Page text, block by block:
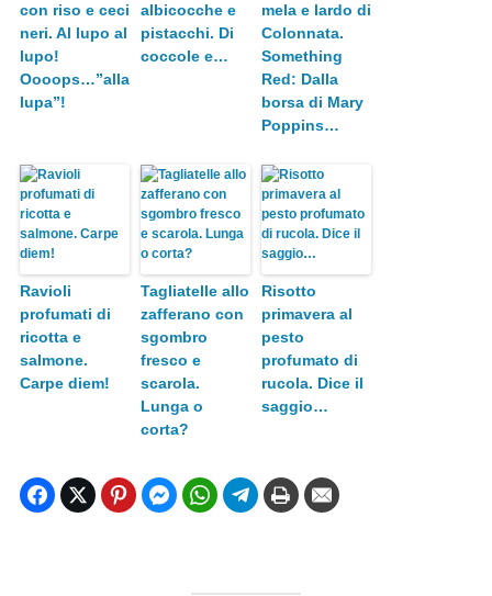
con riso e ceci
neri. Al lupo al
lupo!
Oooops…”alla
lupa”!
albicocche e
pistacchi. Di
coccole e…
mela e lardo di
Colonnata.
Something
Red: Dalla
borsa di Mary
Poppins…
Ravioli
profumati di
ricotta e
salmone.
Carpe diem!
Tagliatelle allo
zafferano con
sgombro
fresco e
scarola.
Lunga o
corta?
Risotto
primavera al
pesto
profumato di
rucola. Dice il
saggio…